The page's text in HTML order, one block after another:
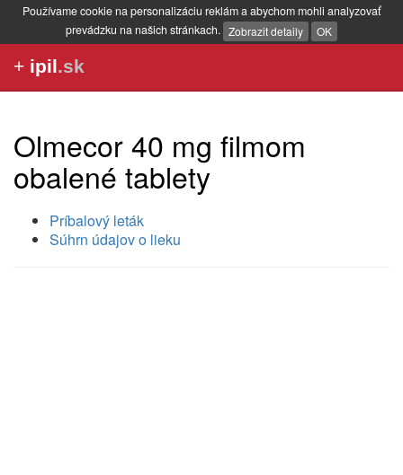
Používame cookie na personalizáciu reklám a abychom mohli analyzovať
prevádzku na našich stránkach. Zobrazit detaily OK
+ ipil.sk
Olmecor 40 mg filmom
obalené tablety
Príbalový leták
Súhrn údajov o lieku